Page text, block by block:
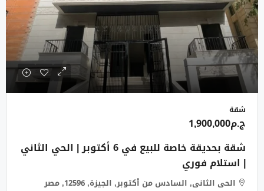
شقة
ج.م1,900,000
شقة بحديقة خاصة للبيع في 6 أكتوبر | الحي الثاني
| استلام فوري
الحى الثانى, السادس من أكتوبر, الجيزة, 12596, مصر